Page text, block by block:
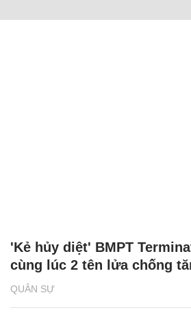
QUÂN SỰ
'Kẻ hủy diệt' BMPT
cùng lúc 2 tên lửa chống